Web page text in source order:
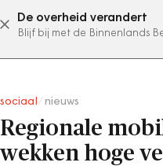
De overheid verandert
Blijf bij met de Binnenlands
sociaal nieuws
Regionale
wekken hoge